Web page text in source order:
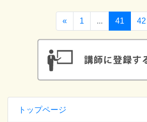
トップページ
« 1 ... 41 42